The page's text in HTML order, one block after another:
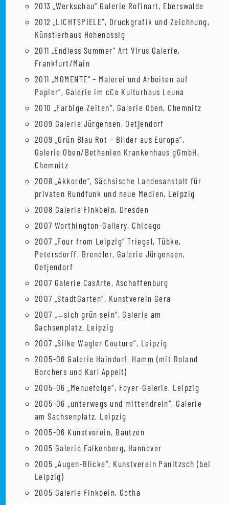
2013 „Werkschau“ Galerie Rofinart, Eberswalde
2012 „LICHTSPIELE“, Druckgrafik und Zeichnung,
Künstlerhaus Hohenossig
2011 „Endless Summer“ Art Virus Galerie,
Frankfurt/Main
2011 „MOMENTE“ – Malerei und Arbeiten auf
Papier“, Galerie im cCe Kulturhaus Leuna
2010 „Farbige Zeiten“, Galerie Oben, Chemnitz
2009 Galerie Jürgensen, Oetjendorf
2009 „Grün Blau Rot – Bilder aus Europa“,
Galerie Oben/Bethanien Krankenhaus gGmbH,
Chemnitz
2008 „Akkorde“, Sächsische Landesanstalt für
privaten Rundfunk und neue Medien, Leipzig
2008 Galerie Finkbein, Dresden
2007 Worthington-Gallery, Chicago
2007 „Four from Leipzig“ Triegel, Tübke,
Petersdorff, Brendler, Galerie Jürgensen,
Oetjendorf
2007 Galerie CasArte, Aschaffenburg
2007 „StadtGarten“, Kunstverein Gera
2007 „…sich grün sein“, Galerie am
Sachsenplatz, Leipzig
2007 „Silke Wagler Couture“, Leipzig
2005-06 Galerie Haindorf, Hamm (mit Roland
Borchers und Karl Appelt)
2005-06 „Menuefolge“, Foyer-Galerie, Leipzig
2005-06 „unterwegs und mittendrein“, Galerie
am Sachsenplatz, Leipzig
2005-06 Kunstverein, Bautzen
2005 Galerie Falkenberg, Hannover
2005 „Augen-Blicke“, Kunstverein Panitzsch (bei
Leipzig)
2005 Galerie Finkbein, Gotha